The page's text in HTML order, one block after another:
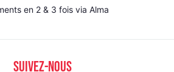
en 2 & 3 fois via Alma
SUIVEZ-NOUS